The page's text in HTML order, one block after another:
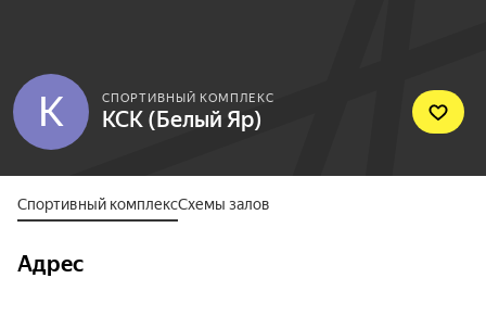
К СПОРТИВНЫЙ КОМПЛЕКС
КСК (Белый Яр)
Спортивный комплексСхемы залов
Адрес